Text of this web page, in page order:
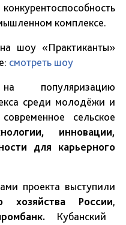
комплексе.
шоу «Практиканты»
смотреть шоу
популяризацию
среди молодёжи и
сельское
инновации,
для карьерного
проекта выступили
хозяйства России,
Кубанский